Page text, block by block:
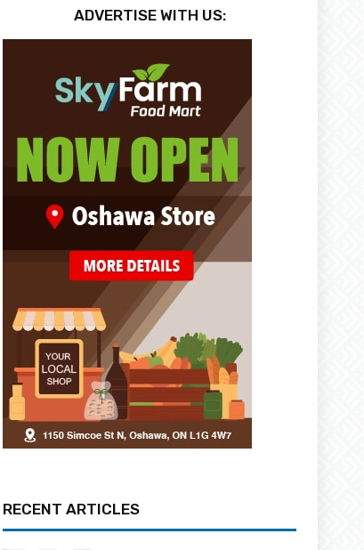
ADVERTISE WITH US:
RECENT ARTICLES